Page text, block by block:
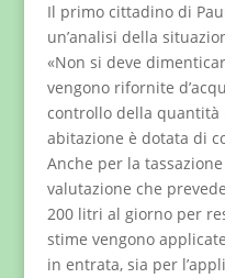
Il primo cittadino di
un’analisi della
«Non si deve
vengono rifornite
controllo della quantità
abitazione è dotata di
Anche per la
valutazione che
200 litri al giorno per
stime vengono
in entrata, sia per